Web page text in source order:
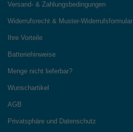
Versand- & Zahlungsbedingungen
Widerrufsrecht & Muster-Widerrufsformular
Ihre Vorteile
Batteriehinweise
Menge nicht lieferbar?
Wunschartikel
AGB
Privatsphäre und Datenschutz